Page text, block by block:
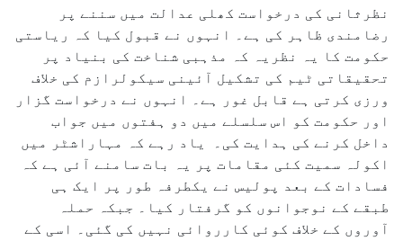
نظرثانی کی درخواست کھلی عدالت میں سننے پر
رضامندی ظاہر کی ہے۔ انہوں نے قبول کیا کہ ریاستی
حکومت کا یہ نظریہ کہ مذہبی شناخت کی بنیاد پر
تحقیقاتی ٹیم کی تشکیل آئینی سیکولرازم کی خلاف
ورزی کرتی ہے قابل غور ہے۔ انہوں نے درخواست گزار
اور حکومت کو اس سلسلے میں دو ہفتوں میں جواب
داخل کرنے کی ہدایت کی۔ یاد رہے کہ مہاراشٹر میں
اکولہ سمیت کئی مقامات پر یہ بات سامنے آئی ہے کہ
فسادات کے بعد پولیس نے یکطرفہ طور پر ایک ہی
طبقے کے نوجوانوں کو گرفتار کیا۔ جبکہ حملہ
آوروں کے خلاف کوئی کارروائی نہیں کی گئی۔ اسی کے